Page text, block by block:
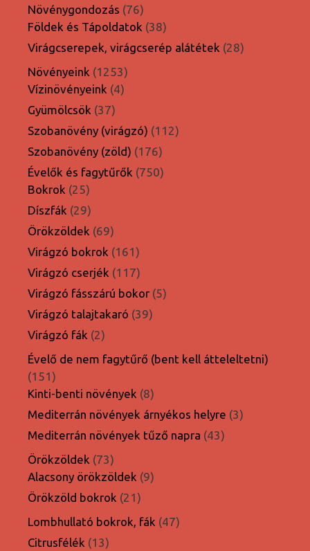
termék
Növénygondozás 7676
termék
Földek és Tápoldatok 3838
termék
Virágcserepek, virágcserép alátétek 2828
Növényeink 12531253
termék
Vízinövényeink 44
Gyümölcsök 3737
termék
Szobanövény (virágzó) 112112
Szobanövény (zöld) 176176
termék
Évelők és fagytűrők 750750
Bokrok 2525
termék
Díszfák 2929
termék
Örökzöldek 6969
termék
Virágzó bokrok 161161
termék
Virágzó cserjék 117117
termék
Virágzó fásszárú bokor 55
Virágzó talajtakaró 3939
Virágzó fák 22
termék
Évelő de nem fagytűrő (bent kell átteleltetni)
151151
termék
Kinti-benti növények 88
termék
Mediterrán növények árnyékos helyre 33
Mediterrán növények tűző napra 4343
Örökzöldek 7373
termék
Alacsony örökzöldek 99
Örökzöld bokrok 2121
termék
Lombhullató bokrok, fák 4747
Citrusfélék 1313